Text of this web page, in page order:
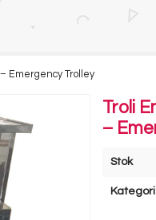
Hilo 1 Engkol....
- Kursi Kebidanan - Me....
Emergency Trolley
Troli
–
Stok
Kategori